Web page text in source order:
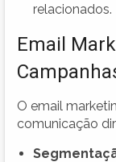
relacionados.
Email
O email
comunicação